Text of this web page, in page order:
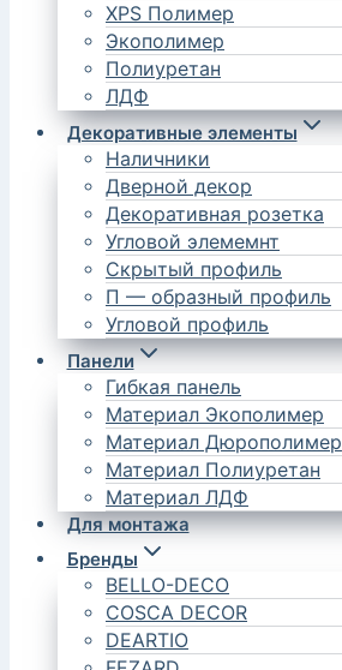
XPS Полимер
Экополимер
Полиуретан
ЛДФ
Декоративные элементы
Наличники
Дверной декор
Декоративная розетка
Угловой элемемнт
Скрытый профиль
П — образный профиль
Угловой профиль
Панели
Гибкая панель
Материал Экополимер
Материал Дюрополимер
Материал Полиуретан
Материал ЛДФ
Для монтажа
Бренды
BELLO-DECO
COSCA DECOR
DEARTIO